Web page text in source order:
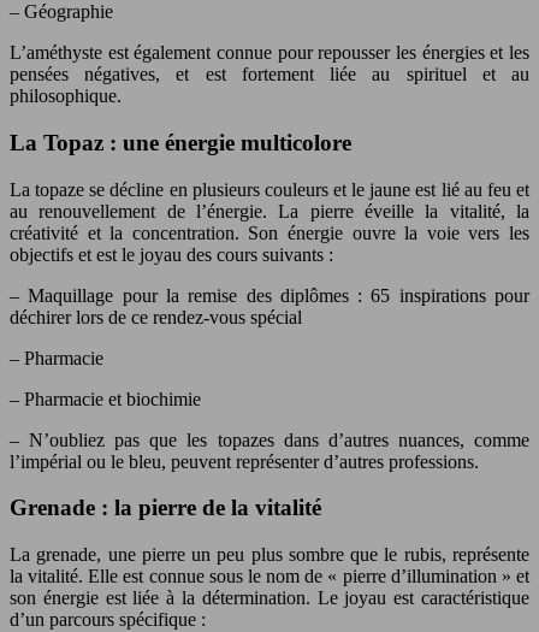
– Géographie
L’améthyste est également connue pour repousser les énergies et les
pensées négatives, et est fortement liée au spirituel et au
philosophique.
La Topaz : une énergie multicolore
La topaze se décline en plusieurs couleurs et le jaune est lié au feu et
au renouvellement de l’énergie. La pierre éveille la vitalité, la
créativité et la concentration. Son énergie ouvre la voie vers les
objectifs et est le joyau des cours suivants :
– Maquillage pour la remise des diplômes : 65 inspirations pour
déchirer lors de ce rendez-vous spécial
– Pharmacie
– Pharmacie et biochimie
– N’oubliez pas que les topazes dans d’autres nuances, comme
l’impérial ou le bleu, peuvent représenter d’autres professions.
Grenade : la pierre de la vitalité
La grenade, une pierre un peu plus sombre que le rubis, représente
la vitalité. Elle est connue sous le nom de « pierre d’illumination » et
son énergie est liée à la détermination. Le joyau est caractéristique
d’un parcours spécifique :